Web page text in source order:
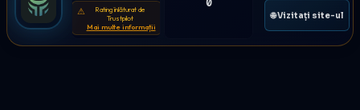
⚠
Rating înlăturat de
Trustpilot
Mai multe informații
0
🌐 Vizitați site-ul